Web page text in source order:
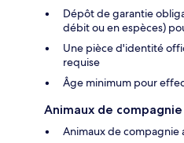
Dépôt de garantie
débit ou en espèces)
Une pièce d'identité
requise
Âge minimum pour
Animaux de compagnie
Animaux de compagnie